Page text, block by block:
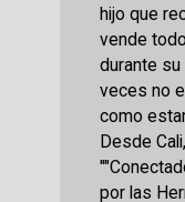
hijo que
vende
durante su
veces no
como
Desde
por las